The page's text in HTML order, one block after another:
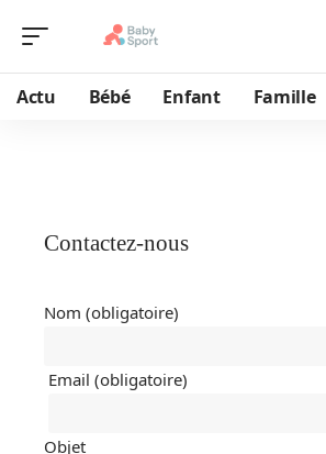
Actu Bébé Enfant Famille
Contactez-nous
Nom (obligatoire)
Email (obligatoire)
Objet